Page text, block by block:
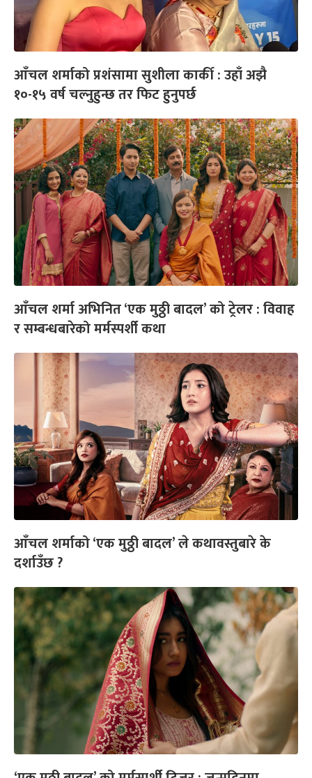
आँचल शर्माको प्रशंसामा सुशीला कार्की : उहाँ अझै
१०-१५ वर्ष चल्नुहुन्छ तर फिट हुनुपर्छ
आँचल शर्मा अभिनित ‘एक मुठ्ठी बादल’ को ट्रेलर : विवाह
र सम्बन्धबारेको मर्मस्पर्शी कथा
आँचल शर्माको ‘एक मुठ्ठी बादल’ ले कथावस्तुबारे के
दर्शाउँछ ?